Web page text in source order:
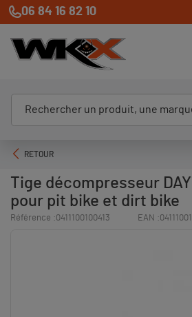
06 84 16 82 10
RETOUR
Tige décompresseur
pour pit bike et dirt bike
Référence :0411100100413 EAN :